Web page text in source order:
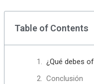
Table of Contents
¿Qué debes
Conclusión